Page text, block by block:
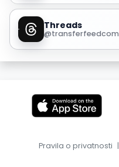
Threads
@transferfeedcom
Pravila o privatnosti |